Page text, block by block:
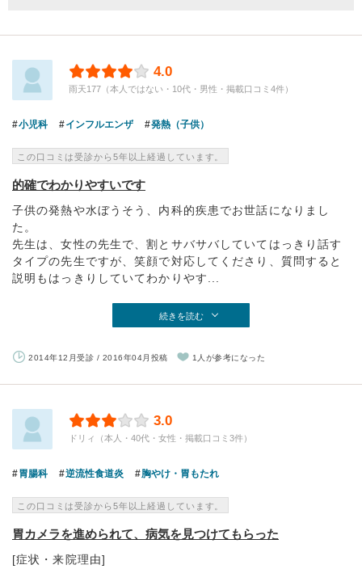
4.0
雨天177（本人ではない・10代・男性・掲載口コミ4件）
小児科 インフルエンザ 発熱（子供）
この口コミは受診から5年以上経過しています。
的確でわかりやすいです
子供の発熱や水ぼうそう、内科的疾患でお世話になりまし
た。
先生は、女性の先生で、割とサバサバしていてはっきり話す
タイプの先生ですが、笑顔で対応してくださり、質問すると
説明もはっきりしていてわかりやす...
続きを読む
2014年12月受診 / 2016年04月投稿 1人が参考になった
3.0
ドリィ（本人・40代・女性・掲載口コミ3件）
胃腸科 逆流性食道炎 胸やけ・胃もたれ
この口コミは受診から5年以上経過しています。
胃カメラを進められて、病気を見つけてもらった
[症状・来院理由]